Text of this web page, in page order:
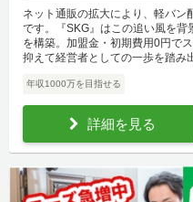
ネット通販の拡大により、軽バン
です。『SKG』はこの追い風を
を構築。加盟金・初期費用0円で
抑えて経営者としての一歩を踏み
年収1000万を目指せる
詳細を見る